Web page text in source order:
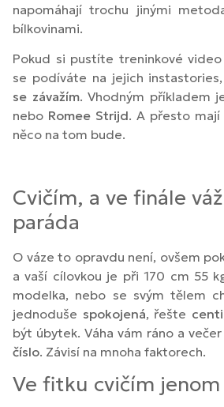
napomáhají trochu jinými
bílkovinami.
Pokud si pustíte treninkové video
se podíváte na jejich
se závažím. Vhodným příkladem
nebo Romee Strijd. A přesto mají
něco na tom bude.
Cvičím, a ve finále
paráda
O váze to opravdu není, ovšem
a vaší cílovkou je při 170 cm 55
modelka, nebo se svým tělem
jednoduše spokojená, řešte
být úbytek. Váha vám ráno a
číslo. Závisí na mnoha faktorech.
Ve fitku cvičím